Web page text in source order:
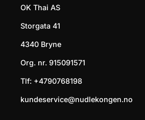
OK Thai AS
Storgata 41
4340 Bryne
Org. nr. 915091571
Tlf: +4790768198
kundeservice@nudlekongen.no